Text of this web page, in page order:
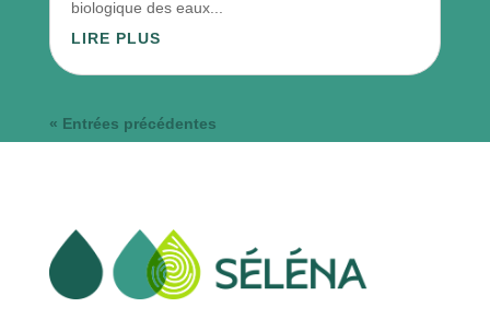
biologique des eaux...
LIRE PLUS
« Entrées précédentes